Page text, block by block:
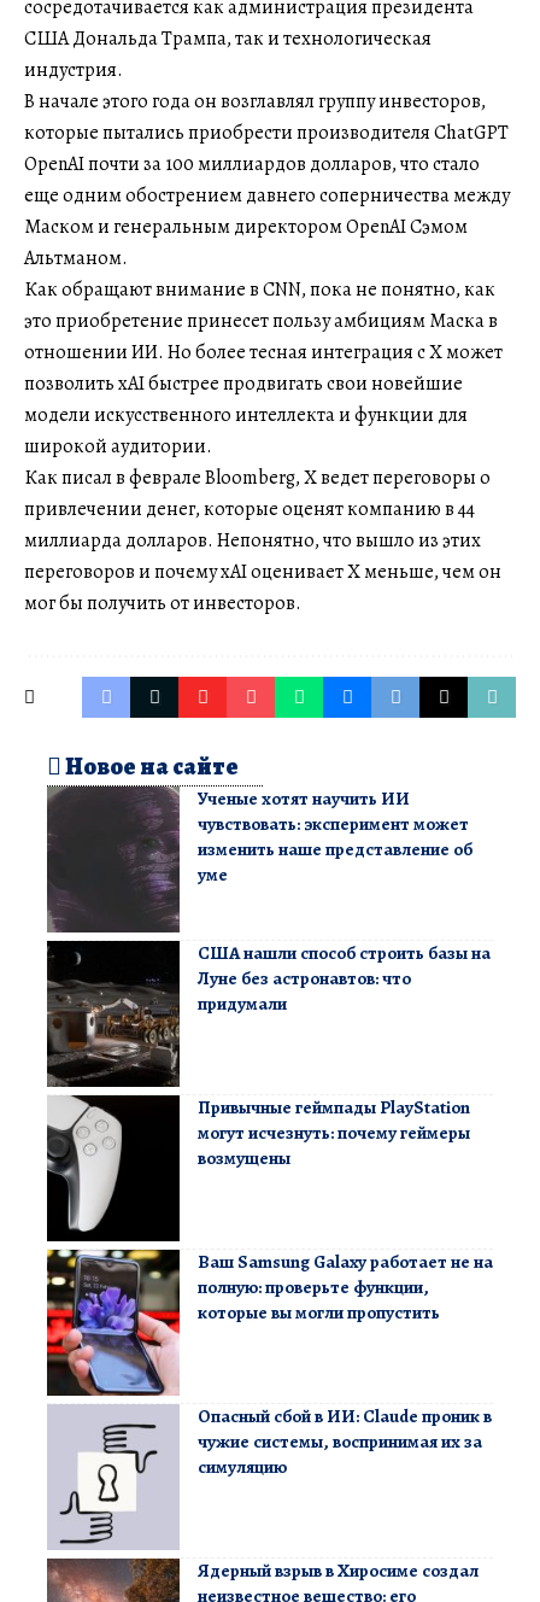
сосредотачивается как администрация президента
США Дональда Трампа, так и технологическая
индустрия.
В начале этого года он возглавлял группу инвесторов,
которые пытались приобрести производителя ChatGPT
OpenAI почти за 100 миллиардов долларов, что стало
еще одним обострением давнего соперничества между
Маском и генеральным директором OpenAI Сэмом
Альтманом.
Как обращают внимание в CNN, пока не понятно, как
это приобретение принесет пользу амбициям Маска в
отношении ИИ. Но более тесная интеграция с X может
позволить xAI быстрее продвигать свои новейшие
модели искусственного интеллекта и функции для
широкой аудитории.
Как писал в феврале Bloomberg, X ведет переговоры о
привлечении денег, которые оценят компанию в 44
миллиарда долларов. Непонятно, что вышло из этих
переговоров и почему xAI оценивает X меньше, чем он
мог бы получить от инвесторов.
Новое на сайте
Ученые хотят научить ИИ
чувствовать: эксперимент может
изменить наше представление об
уме
США нашли способ строить базы на
Луне без астронавтов: что
придумали
Привычные геймпады PlayStation
могут исчезнуть: почему геймеры
возмущены
Ваш Samsung Galaxy работает не на
полную: проверьте функции,
которые вы могли пропустить
Опасный сбой в ИИ: Claude проник в
чужие системы, воспринимая их за
симуляцию
Ядерный взрыв в Хиросиме создал
неизвестное вещество: его